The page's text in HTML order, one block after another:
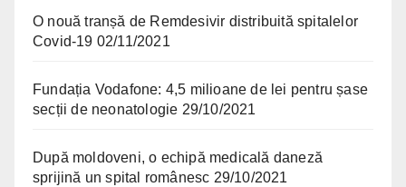
O nouă tranșă de Remdesivir distribuită spitalelor
Covid-19 02/11/2021
Fundația Vodafone: 4,5 milioane de lei pentru șase
secții de neonatologie 29/10/2021
După moldoveni, o echipă medicală daneză
sprijină un spital românesc 29/10/2021